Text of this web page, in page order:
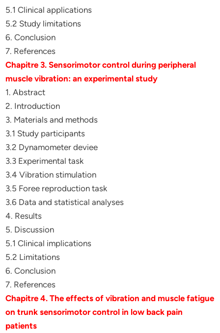
5.1 Clinical applications
5.2 Study limitations
6. Conclusion
7. References
Chapitre 3. Sensorimotor control during peripheral
muscle vibration: an experimental study
1. Abstract
2. Introduction
3. Materials and methods
3.1 Study participants
3.2 Dynamometer deviee
3.3 Experimental task
3.4 Vibration stimulation
3.5 Foree reproduction task
3.6 Data and statistical analyses
4. Results
5. Discussion
5.1 Clinical implications
5.2 Limitations
6. Conclusion
7. References
Chapitre 4. The effects of vibration and muscle fatigue
on trunk sensorimotor control in low back pain
patients